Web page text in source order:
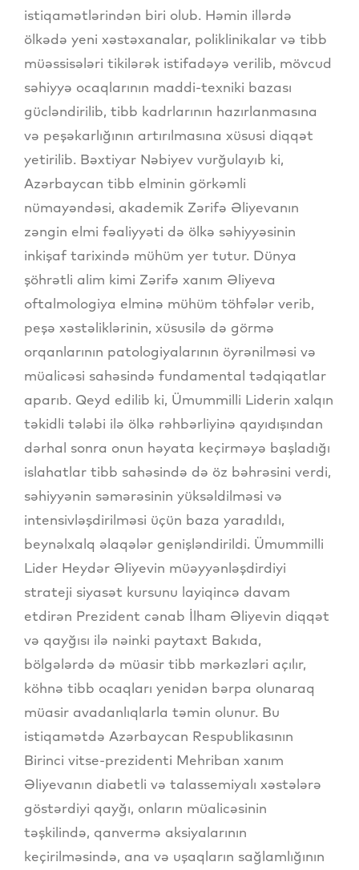
istiqamətlərindən biri olub. Həmin illərdə
ölkədə yeni xəstəxanalar, poliklinikalar və tibb
müəssisələri tikilərək istifadəyə verilib, mövcud
səhiyyə ocaqlarının maddi-texniki bazası
gücləndirilib, tibb kadrlarının hazırlanmasına
və peşəkarlığının artırılmasına xüsusi diqqət
yetirilib. Bəxtiyar Nəbiyev vurğulayıb ki,
Azərbaycan tibb elminin görkəmli
nümayəndəsi, akademik Zərifə Əliyevanın
zəngin elmi fəaliyyəti də ölkə səhiyyəsinin
inkişaf tarixində mühüm yer tutur. Dünya
şöhrətli alim kimi Zərifə xanım Əliyeva
oftalmologiya elminə mühüm töhfələr verib,
peşə xəstəliklərinin, xüsusilə də görmə
orqanlarının patologiyalarının öyrənilməsi və
müalicəsi sahəsində fundamental tədqiqatlar
aparıb. Qeyd edilib ki, Ümummilli Liderin xalqın
təkidli tələbi ilə ölkə rəhbərliyinə qayıdışından
dərhal sonra onun həyata keçirməyə başladığı
islahatlar tibb sahəsində də öz bəhrəsini verdi,
səhiyyənin səmərəsinin yüksəldilməsi və
intensivləşdirilməsi üçün baza yaradıldı,
beynəlxalq əlaqələr genişləndirildi. Ümummilli
Lider Heydər Əliyevin müəyyənləşdirdiyi
strateji siyasət kursunu layiqincə davam
etdirən Prezident cənab İlham Əliyevin diqqət
və qayğısı ilə nəinki paytaxt Bakıda,
bölgələrdə də müasir tibb mərkəzləri açılır,
köhnə tibb ocaqları yenidən bərpa olunaraq
müasir avadanlıqlarla təmin olunur. Bu
istiqamətdə Azərbaycan Respublikasının
Birinci vitse-prezidenti Mehriban xanım
Əliyevanın diabetli və talassemiyalı xəstələrə
göstərdiyi qayğı, onların müalicəsinin
təşkilində, qanvermə aksiyalarının
keçirilməsində, ana və uşaqların sağlamlığının